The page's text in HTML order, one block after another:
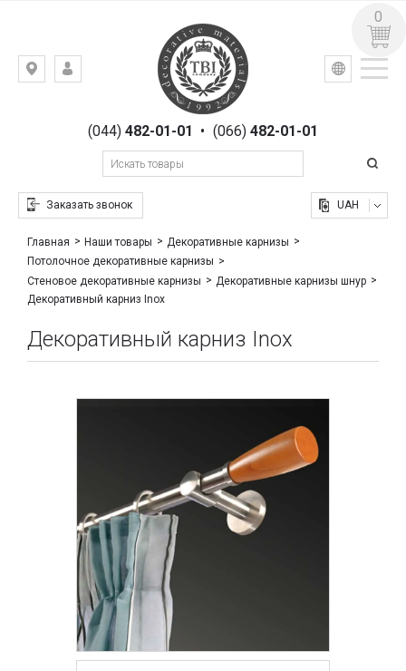
Киев,
Гоголевская,(044)482-01-01 • (066) 482-01-01
Заказать звонок
УКР РУС
UAH
0
Главная Наши товары
Декоративные карнизы
Потолочное декоративные карнизы
Стеновое декоративные карнизы
Декоративные карнизы шнур
Декоративный карниз Inox
Декоративный карниз Inox